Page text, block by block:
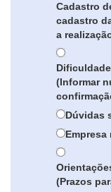
Cadastro
cadastro
a
(Informar
Dúvidas
Empresa
(Prazos